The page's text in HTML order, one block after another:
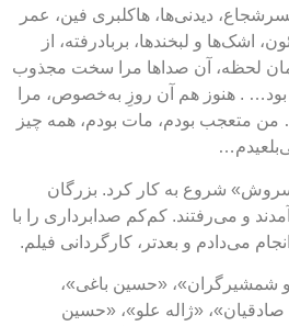
دیدنی‌ها، هاکلبری فین، عمر
اشک‌ها و لبخندها، بربادرفته، از
لحظه، آن صداها مرا سخت مجذوب
. هنوز هم آن روزِ به‌خصوص، مرا
من متعجب بودم، مات بودم، همه چیز
شروع به کار کرد. بزرگان
و می‌رفتند. کم‌کم صدابرداری را با
می‌دادم و بعدتر، کارگردانی فیلم.
شمشیرگران»، «حسین باغی»،
صادقیان»، «ژاله علو»، «حسین